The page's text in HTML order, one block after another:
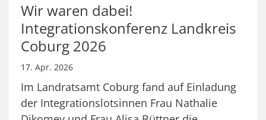
Wir waren dabei!
Integrationskonferenz Landkreis
Coburg 2026
17. Apr. 2026
Im Landratsamt Coburg fand auf Einladung
der Integrationslotsinnen Frau Nathalie